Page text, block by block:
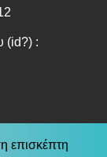
(id?) :
επισκέπτη